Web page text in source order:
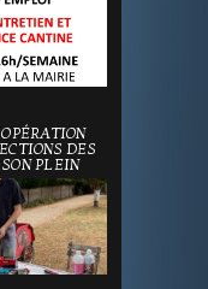
DES
PLEIN